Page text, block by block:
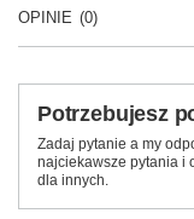
OPINIE (0)
Potrzebujesz
Zadaj pytanie a my
najciekawsze pytania i
dla innych.